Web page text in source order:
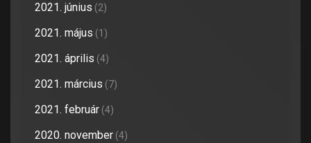
2021. június (2)
2021. május (1)
2021. április (4)
2021. március (7)
2021. február (4)
2020. november (4)